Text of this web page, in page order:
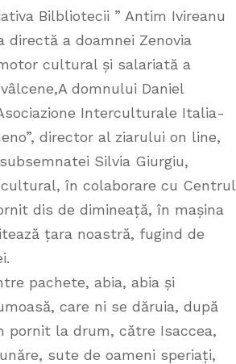
Bilbliotecii ” Antim Ivireanu
directă a doamnei Zenovia
cultural și salariată a
domnului Daniel
Interculturale Italia-
director al ziarului on line,
Silvia Giurgiu,
în colaborare cu Centrul
dis de dimineață, în mașina
țara noastră, fugind de
pachete, abia, abia și
care ni se dăruia, după
pornit la drum, către Isaccea,
sute de oameni speriați,